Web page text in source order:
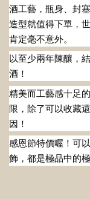
酒工藝，瓶身、封
造型就值得下單，
肯定毫不意外。
以至少兩年陳釀，
酒！
精美而工藝感十足
限，除了可以收藏
因！
感恩節特價喔！可
飾，都是極品中的